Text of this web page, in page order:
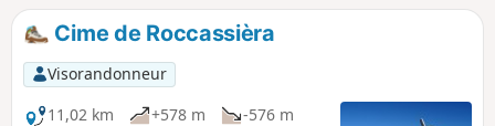
débouchera sur une crête au panorama
exceptionnel à 360°. Le spectacle en
vaut la peine.
Cime de Roccassièra
Visorandonneur
11,02 km
+578 m
-576 m